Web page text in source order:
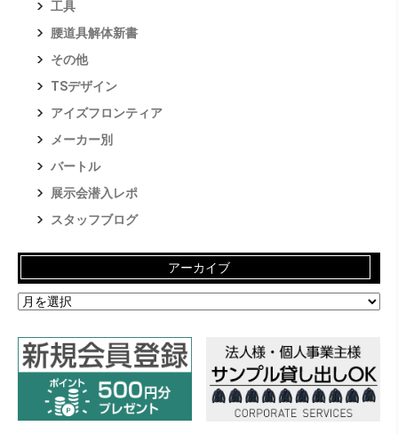
工具
腰道具解体新書
その他
TSデザイン
アイズフロンティア
メーカー別
バートル
展示会潜入レポ
スタッフブログ
アーカイブ
ア
ー
イ
ブ